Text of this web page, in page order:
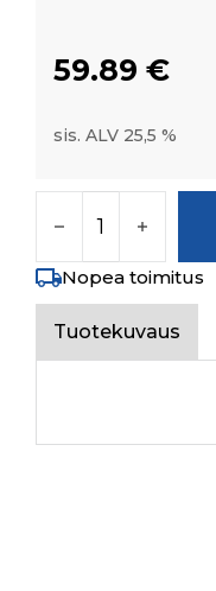
59.89 €
sis. ALV 25,5 %
Nopea toimitus
Tuotekuvaus